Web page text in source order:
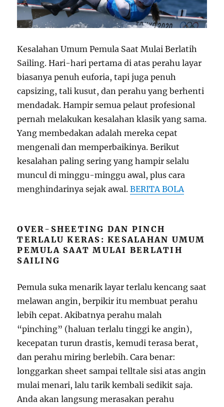
Kesalahan Umum Pemula Saat Mulai Berlatih
Sailing. Hari-hari pertama di atas perahu layar
biasanya penuh euforia, tapi juga penuh
capsizing, tali kusut, dan perahu yang berhenti
mendadak. Hampir semua pelaut profesional
pernah melakukan kesalahan klasik yang sama.
Yang membedakan adalah mereka cepat
mengenali dan memperbaikinya. Berikut
kesalahan paling sering yang hampir selalu
muncul di minggu-minggu awal, plus cara
menghindarinya sejak awal.BERITA BOLA
OVER-SHEETING DAN PINCH
TERLALU KERAS: KESALAHAN UMUM
PEMULA SAAT MULAI BERLATIH
SAILING
Pemula suka menarik layar terlalu kencang saat
melawan angin, berpikir itu membuat perahu
lebih cepat. Akibatnya perahu malah
“pinching” (haluan terlalu tinggi ke angin),
kecepatan turun drastis, kemudi terasa berat,
dan perahu miring berlebih. Cara benar:
longgarkan sheet sampai telltale sisi atas angin
mulai menari, lalu tarik kembali sedikit saja.
Anda akan langsung merasakan perahu